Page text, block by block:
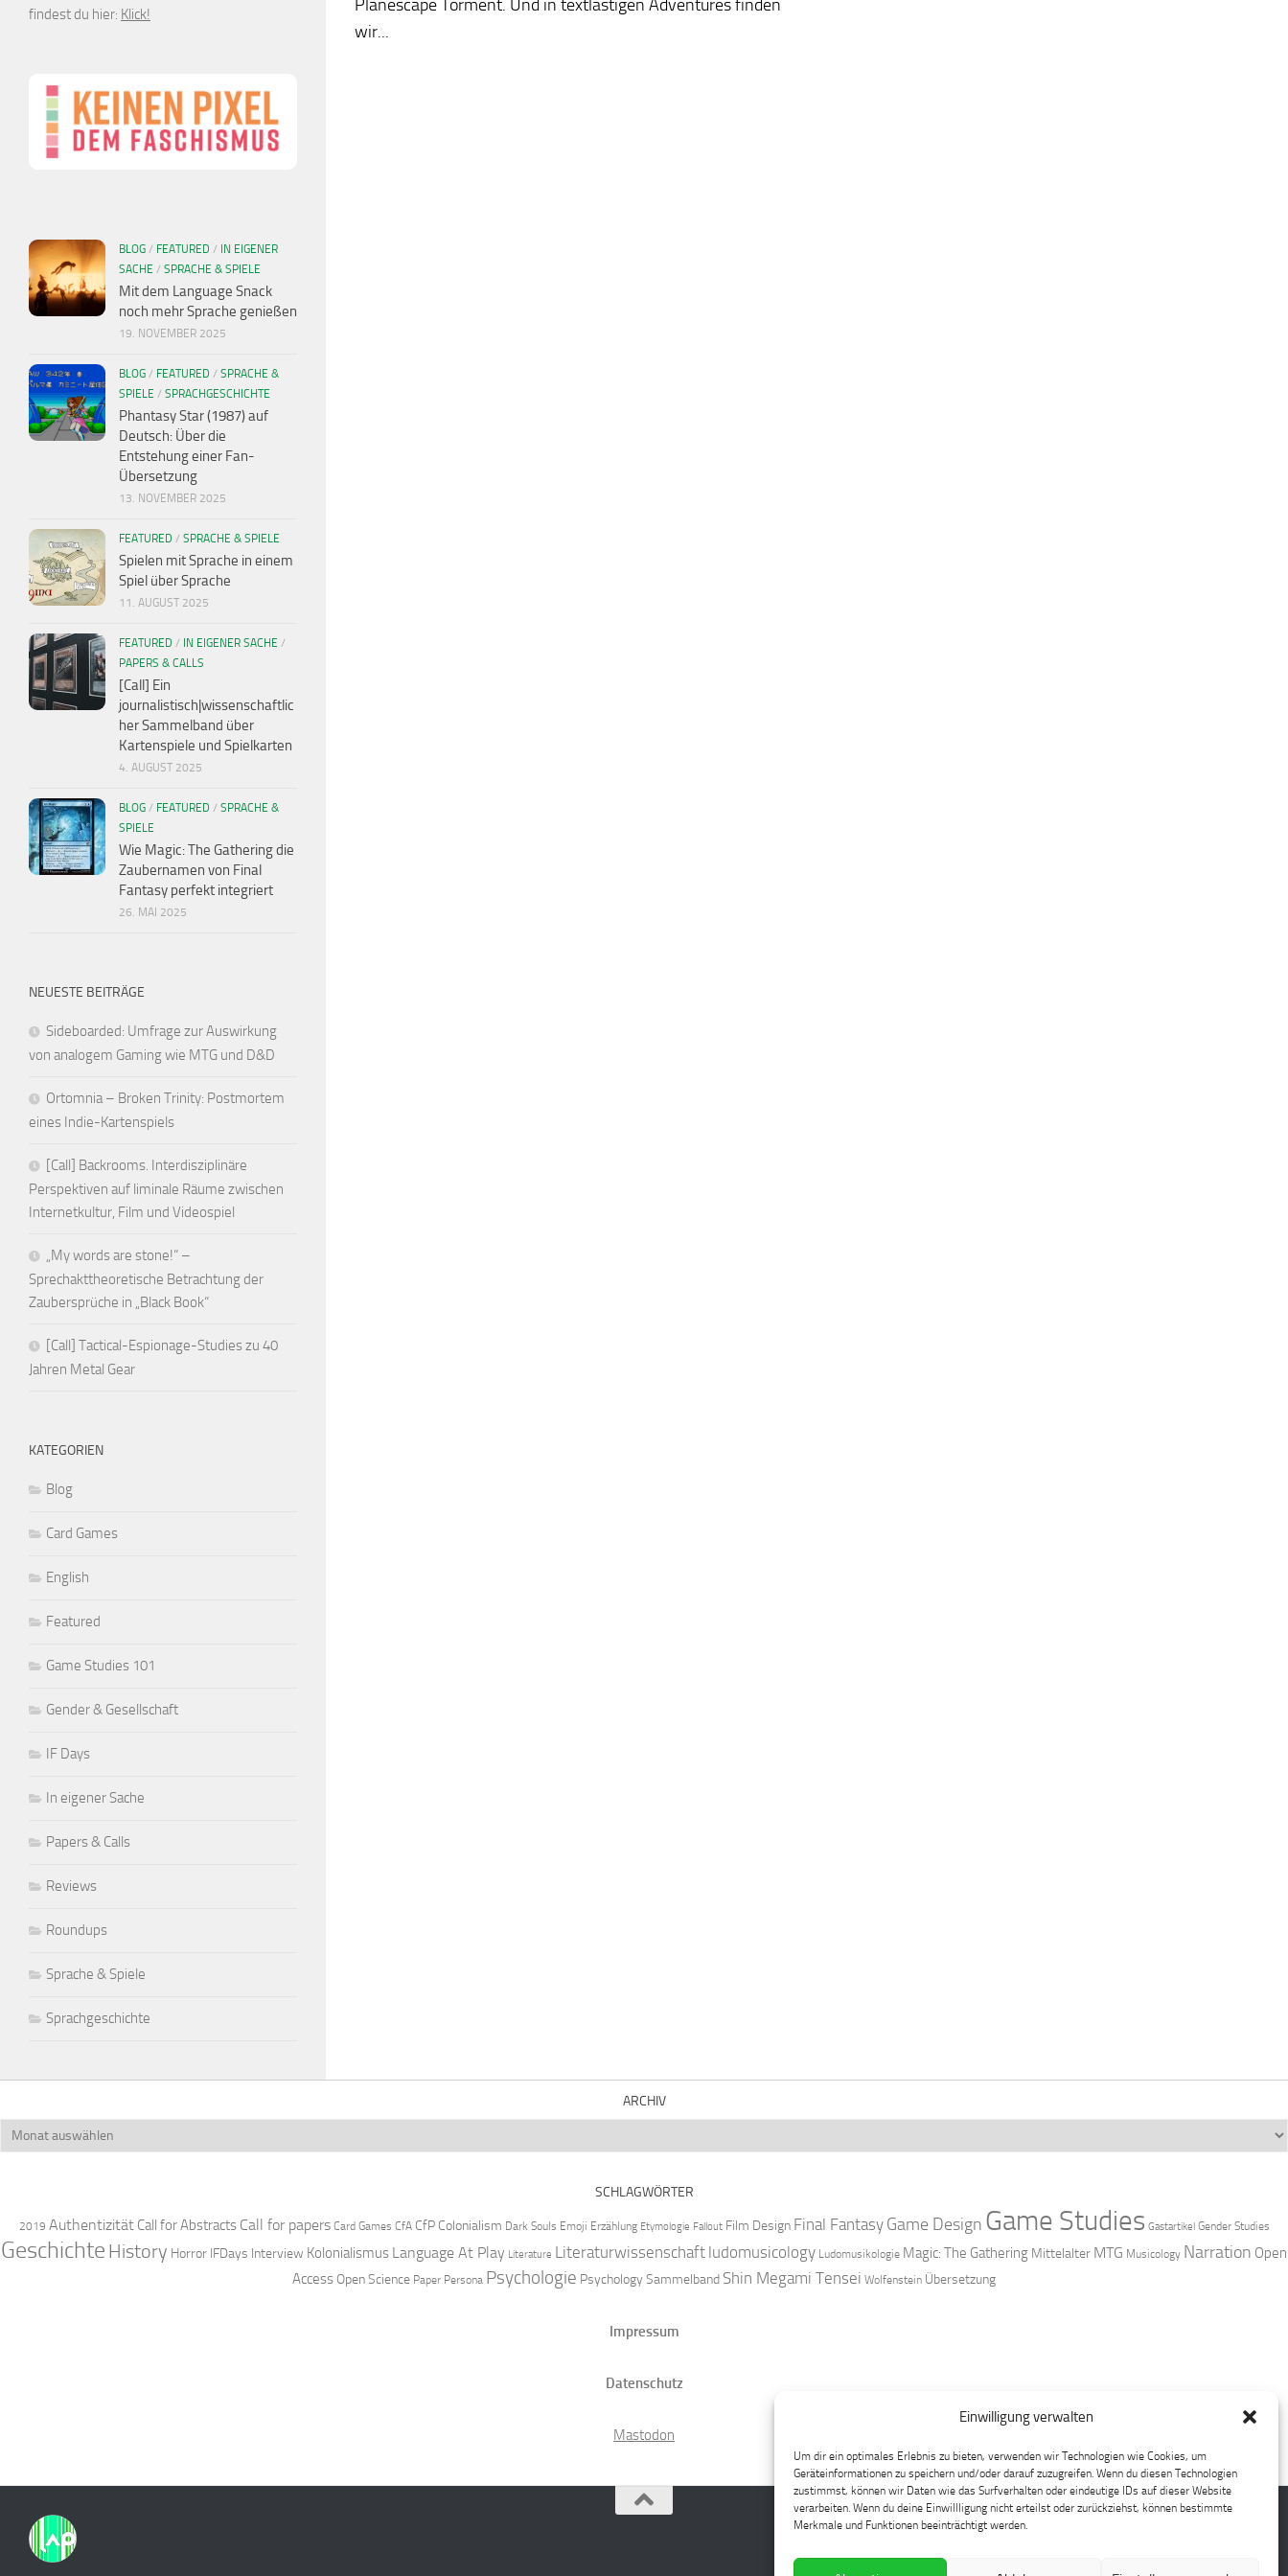
Einwilligung verwalten
Um dir ein optimales Erlebnis zu bieten, verwenden wir Technologien wie Cookies, um
Geräteinformationen zu speichern und/oder darauf zuzugreifen. Wenn du diesen Technologien
zustimmst, können wir Daten wie das Surfverhalten oder eindeutige IDs auf dieser Website
verarbeiten. Wenn du deine Einwillligung nicht erteilst oder zurückziehst, können bestimmte
Merkmale und Funktionen beeinträchtigt werden.
Planescape Torment. Und in textlastigen Adventures finden
wir...
findest du hier: Klick!
BLOG / FEATURED / IN EIGENER
SACHE / SPRACHE & SPIELE
Mit dem Language Snack
noch mehr Sprache genießen
19. NOVEMBER 2025
BLOG / FEATURED / SPRACHE &
SPIELE / SPRACHGESCHICHTE
Phantasy Star (1987) auf
Deutsch: Über die
Entstehung einer Fan-
Übersetzung
13. NOVEMBER 2025
FEATURED / SPRACHE & SPIELE
Spielen mit Sprache in einem
Spiel über Sprache
11. AUGUST 2025
FEATURED / IN EIGENER SACHE /
PAPERS & CALLS
[Call] Ein
journalistisch|wissenschaftlic
her Sammelband über
Kartenspiele und Spielkarten
4. AUGUST 2025
BLOG / FEATURED / SPRACHE &
SPIELE
Wie Magic: The Gathering die
Zaubernamen von Final
Fantasy perfekt integriert
26. MAI 2025
NEUESTE BEITRÄGE
Sideboarded: Umfrage zur Auswirkung
von analogem Gaming wie MTG und D&D
Ortomnia – Broken Trinity: Postmortem
eines Indie-Kartenspiels
[Call] Backrooms. Interdisziplinäre
Perspektiven auf liminale Räume zwischen
Internetkultur, Film und Videospiel
„My words are stone!“ –
Sprechakttheoretische Betrachtung der
Zaubersprüche in „Black Book“
[Call] Tactical-Espionage-Studies zu 40
Jahren Metal Gear
KATEGORIEN
Blog
Card Games
English
Featured
Game Studies 101
Gender & Gesellschaft
IF Days
In eigener Sache
Papers & Calls
Reviews
Roundups
Sprache & Spiele
Sprachgeschichte
ARCHIV
Archiv
SCHLAGWÖRTER
2019 Authentizität Call for Abstracts Call for papers Card Games CfA CfP Colonialism Dark Souls Emoji Erzählung Etymologie Fallout Film Design Final Fantasy Game Design Game Studies Gastartikel Gender Studies
Geschichte History Horror IFDays Interview Kolonialismus Language At Play Literature Literaturwissenschaft ludomusicology Ludomusikologie Magic: The Gathering Mittelalter MTG Musicology Narration Open
Access Open Science Paper Persona Psychologie PsychologySammelband Shin Megami Tensei Wolfenstein Übersetzung
Impressum
Datenschutz
Mastodon